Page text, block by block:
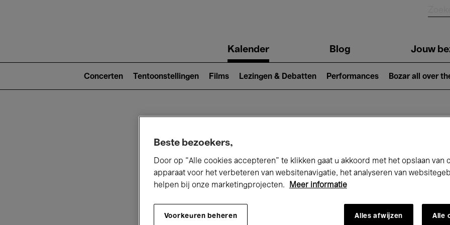
navigationKalender Blog Jouw
2)
Concerten Tentoonstellingen Films Lezingen & Debatten Performances Bozar all over
Vandaag Komende 7 dagen
Zaterdag 01 - Maandag 31 Augustus
Beste bezoekers,
Door op “Alle cookies accepteren” te klikken gaat u akkoord met het opslaan van
apparaat voor het verbeteren van websitenavigatie, het analyseren van
helpen bij onze marketingprojecten.
Meer informatie
Voorkeuren beheren Alles afwijzen Alle